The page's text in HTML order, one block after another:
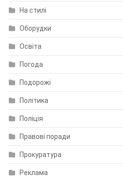
На стилі
Оборудки
Освіта
Погода
Подорожі
Політика
Поліція
Правові поради
Прокуратура
Реклама